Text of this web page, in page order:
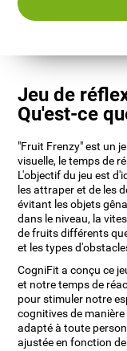
Jeu de
Qu'est-ce
"Fruit Frenzy" est un
visuelle, le temps de
L'objectif du jeu est
les attraper et de les
évitant les objets
dans le niveau, la
de fruits différents
et les types
CogniFit a conçu ce
et notre temps de
pour stimuler notre
cognitives de
adapté à toute
ajustée en fonction